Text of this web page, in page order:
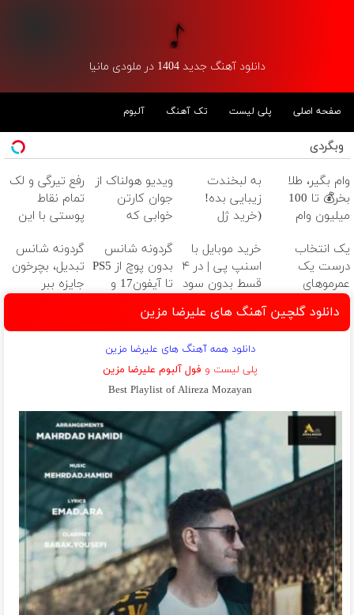
دانلود آهنگ جدید 1404 در ملودی مانیا
صفحه اصلی پلی لیست تک آهنگ آلبوم
وبگردی
وام بگیر، طلا
بخر💰 تا 100
میلیون وام
ضامن
به لبخندت
زیبایی بده!
(خرید ژل
دندان
با40%تخفیف)
ویدیو هولناک از
جوان کارتن
خوابی که
آموزش رایگان
رفع تیرگی و لک
تمام نقاط
پوستی با این
یک انتخاب
درست یک
عمرموهای
پرپشت وخوش
حالت(شامپوجلبک40%off)
خرید موبایل با
اسنپ پی | در ۴
قسط بدون سود
و کارمزد!
گردونه شانس
بدون پوچ از PS5
تا آیفون17 و
گردونه شانس
تبدیل، بچرخون
جایزه ببر
دانلود گلچین آهنگ های علیرضا مزین
دانلود همه آهنگ های علیرضا مزین
پلی لیست و فول آلبوم علیرضا مزین
Best Playlist of Alireza Mozayan